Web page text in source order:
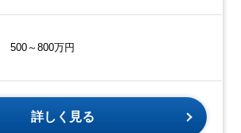
500～800万円
詳しく見る